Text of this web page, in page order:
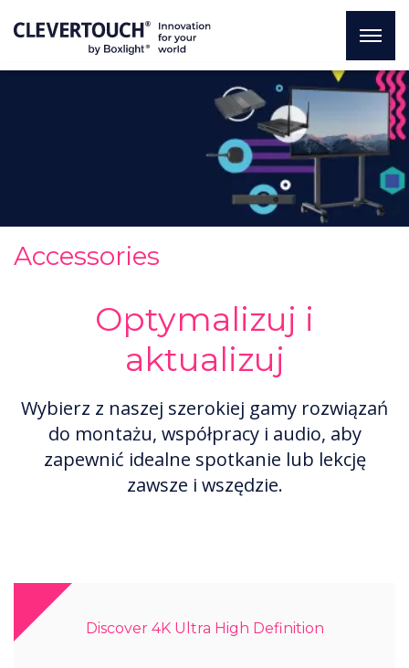
Accessories
Optymalizuj i
aktualizuj
Wybierz z naszej szerokiej gamy rozwiązań
do montażu, współpracy i audio, aby
zapewnić idealne spotkanie lub lekcję
zawsze i wszędzie.
Discover 4K Ultra High Definition